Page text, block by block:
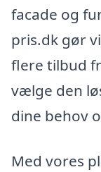
facade og
pris.dk gør
flere tilbud
vælge den
dine behov
Med vores